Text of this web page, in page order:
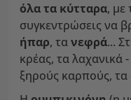
όλα τα κύτταρα, με
συγκεντρώσεις να
ήπαρ, τανεφρά...
κρέας, τα λαχανικά
ξηρούς καρπούς, τα